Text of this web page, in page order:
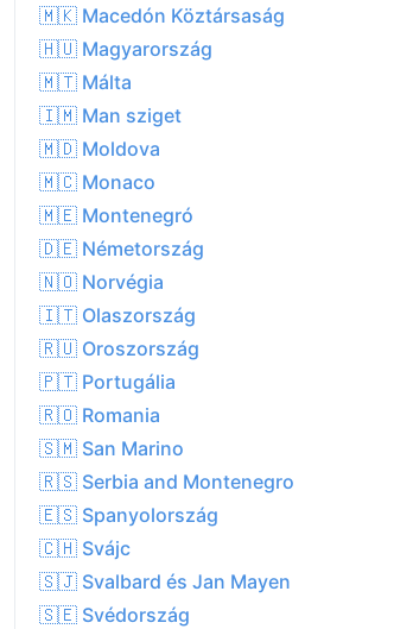
Napos
29.4°C
24.1°C
19.1°C
54%
16.6 kph
0.0 mm
7.0
05:40 AM
08:31 PM
🇲🇰 Macedón Köztársaság
🇭🇺 Magyarország
🇲🇹 Málta
🇮🇲 Man sziget
🇲🇩 Moldova
🇲🇨 Monaco
🇲🇪 Montenegró
🇩🇪 Németország
🇳🇴 Norvégia
🇮🇹 Olaszország
🇷🇺 Oroszország
🇵🇹 Portugália
🇷🇴 Romania
🇸🇲 San Marino
🇷🇸 Serbia and Montenegro
🇪🇸 Spanyolország
🇨🇭 Svájc
🇸🇯 Svalbard és Jan Mayen
🇸🇪 Svédország